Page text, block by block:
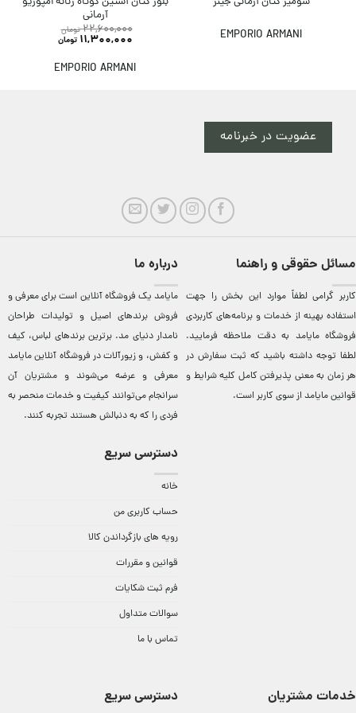
EMPORIO ARMANI
آرمانی
22,600,000 تومان
11,300,000 تومان
EMPORIO ARMANI
عضویت در خبرنامه
مسائل حقوقی و راهنما
کاربر گرامی لطفاً موارد این بخش را جهت
استفاده بهینه از خدمات و برنامه‌‏های کاربردی
فروشگاه مایامد به دقت ملاحظه فرمایید.
لطفا توجه داشته باشید که ثبت سفارش در
هر زمان به معنی پذیرفتن کامل کلیهشرایط و
قوانین مایامداز سوی کاربر است.
درباره ما
مایامد يک فروشگاه آنلاين است برای معرفی و
فروش برندهای اصيل و توليدات طراحان
نامدار دنيای مد. برترين‌ برندهای لباس، کيف
و کفش، و زيورآلات در فروشگاه آنلاين مایامد
معرفی و عرضه می‌شوند و مشتريان آن
سرانجام می‌توانند کيفيت و خدمات منحصر به
فردی را که به دنبالش هستند تجربه کنند.
دسترسی سریع
خانه
حساب کاربری من
رویه های بازگرداندن کالا
قوانین و مقررات
فرم ثبت شکایات
سوالات متداول
تماس با ما
خدمات مشتریان دسترسی سریع